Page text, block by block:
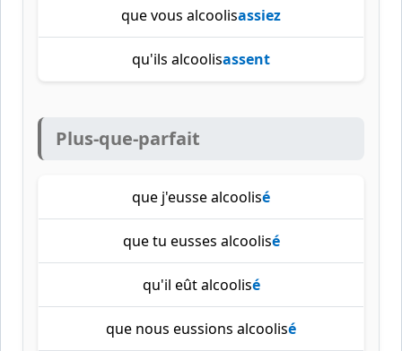
que vous alcoolisassiez
qu'ils alcoolisassent
Plus-que-parfait
que j'eusse alcoolisé
que tu eusses alcoolisé
qu'il eût alcoolisé
que nous eussions alcoolisé